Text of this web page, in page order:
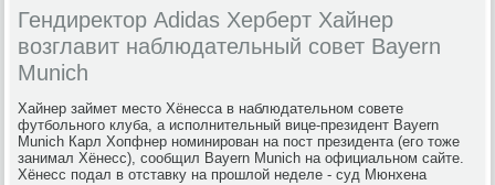
Гендиректор Adidas Херберт Хайнер
возглавит наблюдательный совет Bayern
Munich
Хайнер займет место Хёнесса в наблюдательном совете
футбольного клуба, а исполнительный вице-президент Bayern
Munich Карл Хопфнер номинирован на пост президента (его тоже
занимал Хёнесс), сообщил Bayern Munich на официальном сайте.
Хёнесс подал в отставку на прошлой неделе - суд Мюнхена